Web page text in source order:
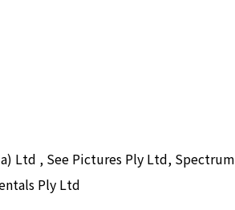
Ltd , See Pictures Ply Ltd, Spectrum
Ply Ltd